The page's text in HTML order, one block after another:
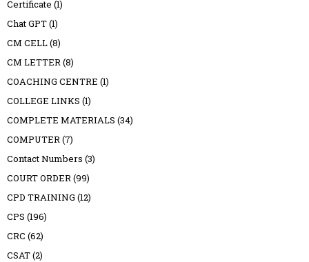
Certificate (1)
Chat GPT(1)
CM CELL(8)
CM LETTER(8)
COACHING CENTRE (1)
COLLEGE LINKS (1)
COMPLETE MATERIALS (34)
COMPUTER(7)
Contact Numbers (3)
COURT ORDER(99)
CPD TRAINING (12)
CPS (196)
CRC (62)
CSAT(2)